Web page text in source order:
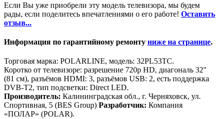
Если Вы уже приобрели эту модель телевизора, мы будем
рады, если поделитесь впечатлениями о его работе! Оставить
отзыв...
Информация по гарантийному ремонту ниже на странице.
Торговая марка: POLARLINE, модель: 32PL53TC.
Коротко от телевизоре: разрешение 720p HD, диагональ 32"
(81 см), разъёмов HDMI: 3, разъёмов USB: 2, есть поддержка
DVB-T2, тип подсветки: Direct LED.
Производитель: Калининградская обл., г. Черняховск, ул.
Спортивная, 5 (BES Group) Разработчик: Компания
«ПОЛАР» (POLAR).